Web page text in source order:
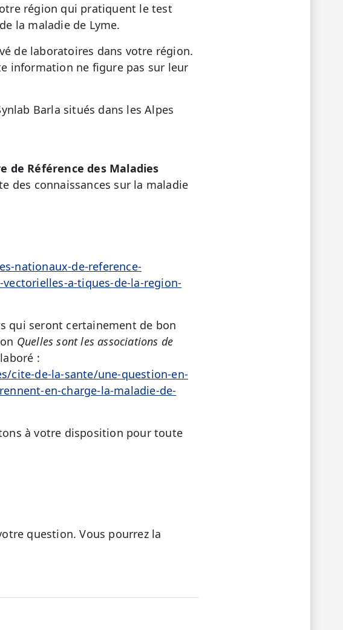
région qui pratiquent le test
la maladie de Lyme.
de laboratoires dans votre région.
information ne figure pas sur leur
Barla situés dans les Alpes
de Référence des Maladies
des connaissances sur la maladie
nationaux-de-reference-
a-tiques-de-la-region-
qui seront certainement de bon
Quelles sont les associations de
:
cite-de-la-sante/une-question-en-
en-charge-la-maladie-de-
à votre disposition pour toute
question. Vous pourrez la